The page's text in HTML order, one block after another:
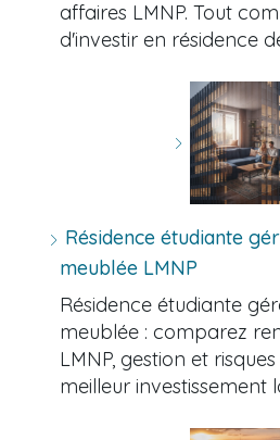
affaires LMNP. Tout
d'investir en résidence
Résidence étudiante
meublée LMNP
Résidence étudiante
meublée : comparez
LMNP, gestion et
meilleur investissement